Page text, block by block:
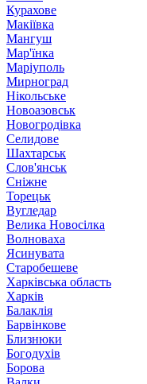
Курахове
Макіївка
Мангуш
Мар'їнка
Маріуполь
Мирноград
Нікольське
Новоазовськ
Новогродівка
Селидове
Шахтарськ
Слов'янськ
Сніжне
Торецьк
Вугледар
Велика Новосілка
Волноваха
Ясинувата
Старобешеве
Харківська область
Харків
Балаклія
Барвінкове
Близнюки
Богодухів
Борова